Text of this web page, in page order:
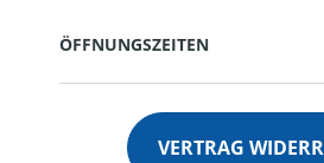
ÖFFNUNGSZEITEN
VERTRAG